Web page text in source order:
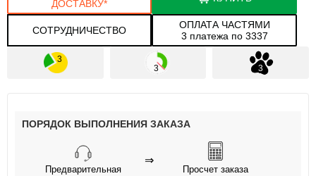
СОТРУДНИЧЕСТВО
ДОСТАВКУ*
ОПЛАТА ЧАСТЯМИ
3 платежа по 3337
ПОРЯДОК ВЫПОЛНЕНИЯ ЗАКАЗА
Предварительная
⇒
Просчет заказа